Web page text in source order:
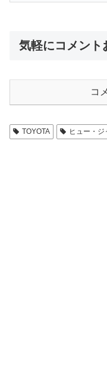
気軽にコメント
コ
TOYOTA ヒュー・ジ